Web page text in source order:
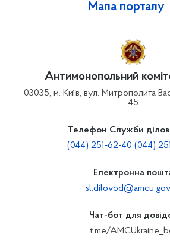
Мапа порталу
Антимонопольний
03035, м. Київ, вул. Митрополита
45
Телефон Служби
(044) 251-62-40 (044)
Електронна
Чат-бот для
t.me/